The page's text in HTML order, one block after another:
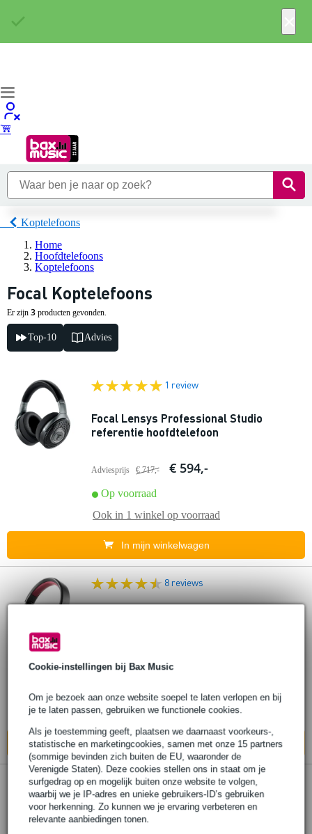
Cookie-instellingen bij Bax Music
Om je bezoek aan onze website soepel te laten verlopen en bij
je te laten passen, gebruiken we functionele cookies.
Als je toestemming geeft, plaatsen we daarnaast voorkeurs-,
statistische en marketingcookies, samen met onze 15 partners
(sommige bevinden zich buiten de EU, waaronder de
Verenigde Staten). Deze cookies stellen ons in staat om je
surfgedrag op en mogelijk buiten onze website te volgen,
waarbij we je IP-adres en unieke gebruikers-ID’s gebruiken
voor herkenning. Zo kunnen we je ervaring verbeteren en
relevante aanbiedingen tonen.
Koptelefoons
Home
Hoofdtelefoons
Koptelefoons
Focal Koptelefoons
Er zijn 3 producten gevonden.
Top-10 Advies
1 review
Focal Lensys Professional Studio
referentie hoofdtelefoon
Adviesprijs € 717,- € 594,-
Op voorraad
Ook in 1 winkel op voorraad
In mijn winkelwagen
8 reviews
Adviesprijs € 259,- € 196,-
Op voorraad bij de leverancier
Ook in1 winkelop voorraad
In mijn winkelwagen